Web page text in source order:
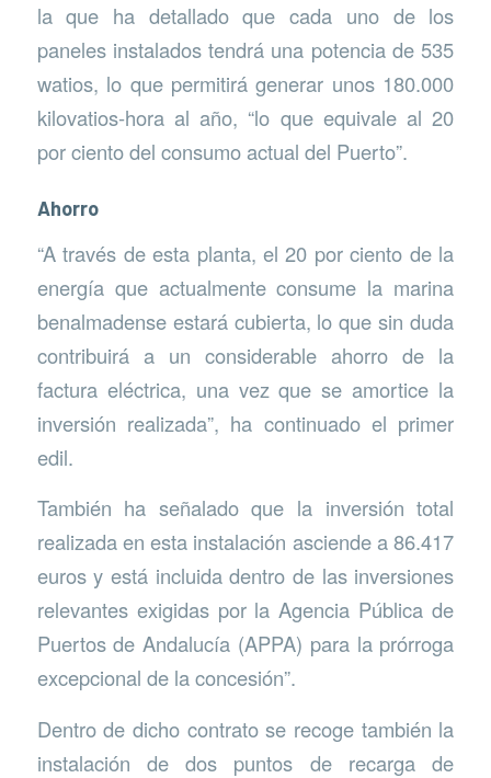
la que ha detallado que cada uno de los
paneles instalados tendrá una potencia de 535
watios, lo que permitirá generar unos 180.000
kilovatios-hora al año, “lo que equivale al 20
por ciento del consumo actual del Puerto”.
Ahorro
“A través de esta planta, el 20 por ciento de la
energía que actualmente consume la marina
benalmadense estará cubierta, lo que sin duda
contribuirá a un considerable ahorro de la
factura eléctrica, una vez que se amortice la
inversión realizada”, ha continuado el primer
edil.
También ha señalado que la inversión total
realizada en esta instalación asciende a 86.417
euros y está incluida dentro de las inversiones
relevantes exigidas por la Agencia Pública de
Puertos de Andalucía (APPA) para la prórroga
excepcional de la concesión”.
Dentro de dicho contrato se recoge también la
instalación de dos puntos de recarga de